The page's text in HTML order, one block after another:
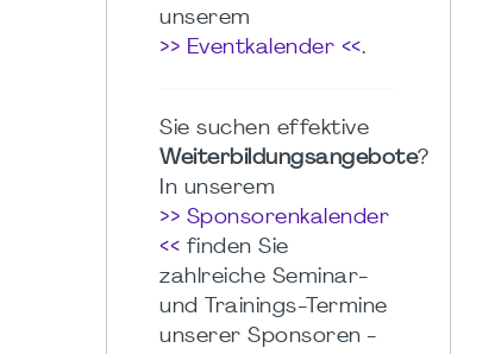
unserem
>> Eventkalender <<.
Sie suchen effektive
Weiterbildungsangebote?
In unserem
>> Sponsorenkalender
<< finden Sie
zahlreiche Seminar-
und Trainings-Termine
unserer Sponsoren -